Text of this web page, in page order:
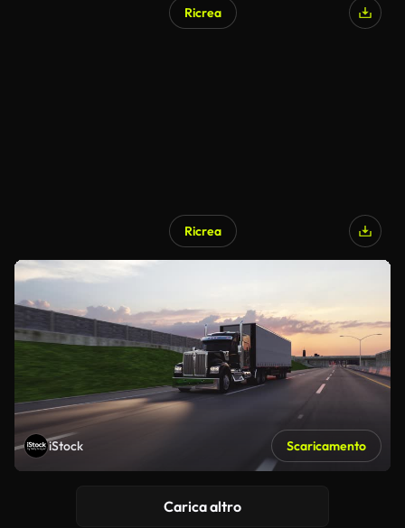
Ricrea
Ricrea
iStock Scaricamento
Carica altro